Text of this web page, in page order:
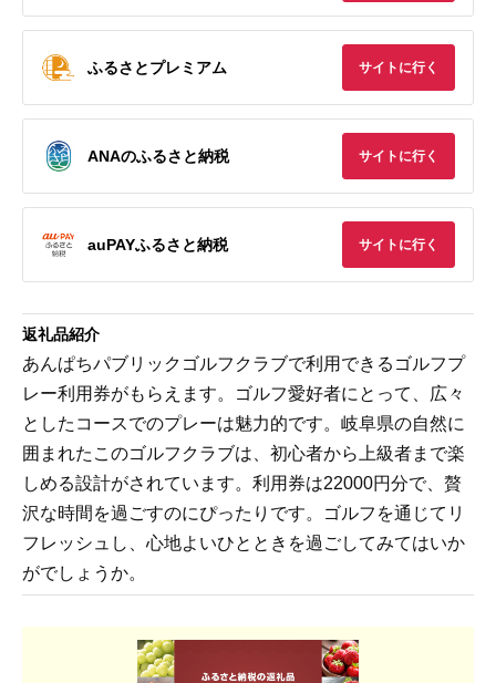
ふるさとプレミアム サイトに行く
ANAのふるさと納税 サイトに行く
auPAYふるさと納税 サイトに行く
返礼品紹介
あんぱちパブリックゴルフクラブで利用できるゴルフプ
レー利用券がもらえます。ゴルフ愛好者にとって、広々
としたコースでのプレーは魅力的です。岐阜県の自然に
囲まれたこのゴルフクラブは、初心者から上級者まで楽
しめる設計がされています。利用券は22000円分で、贅
沢な時間を過ごすのにぴったりです。ゴルフを通じてリ
フレッシュし、心地よいひとときを過ごしてみてはいか
がでしょうか。